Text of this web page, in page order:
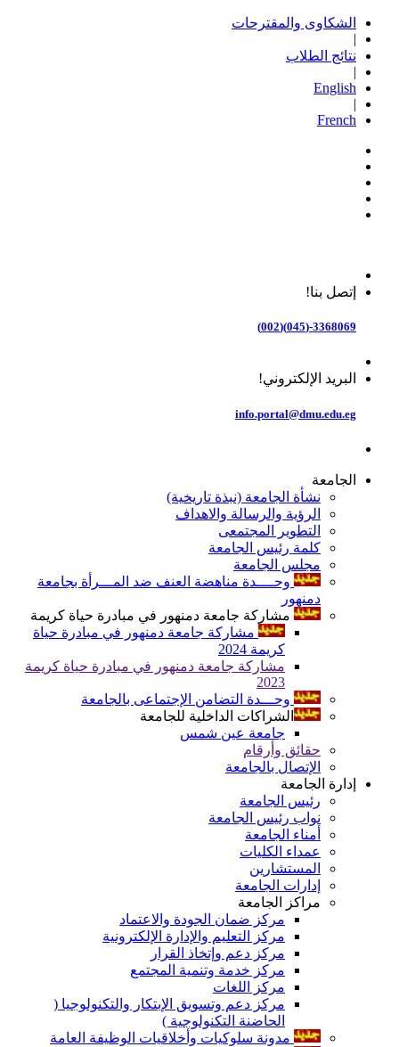
الشكاوى والمقترحات
|
نتائج الطلاب
|
English
|
French
إتصل بنا!
3368069-(045)(002)
البريد الإلكتروني!
info.portal@dmu.edu.eg
الجامعة
نشأة الجامعة (نبذة تاريخية)
الرؤية والرسالة والاهداف
التطوير المجتمعى
كلمة رئيس الجامعة
مجلس الجامعة
وحــــدة مناهضة العنف ضد المـــرأة بجامعة
دمنهور
مشاركة جامعة دمنهور في مبادرة حياة كريمة
مشاركة جامعة دمنهور في مبادرة حياة
كريمة 2024
مشاركة جامعة دمنهور في مبادرة حياة كريمة
2023
وحـــدة التضامن الإجتماعى بالجامعة
الشراكات الداخلية للجامعة
جامعة عين شمس
حقائق وأرقام
الإتصال بالجامعة
إدارة الجامعة
رئيس الجامعة
نواب رئيس الجامعة
أمناء الجامعة
عمداء الكليات
المستشارين
إدارات الجامعة
مراكز الجامعة
مركز ضمان الجودة والاعتماد
مركز التعليم والإدارة الإلكترونية
مركز دعم وإتخاذ القرار
مركز خدمة وتنمية المجتمع
مركز اللغات
مركز دعم وتسويق الإبتكار والتكنولوجيا (
الحاضنة التكنولوجية )
مدونة سلوكيات وأخلاقيات الوظيفة العامة